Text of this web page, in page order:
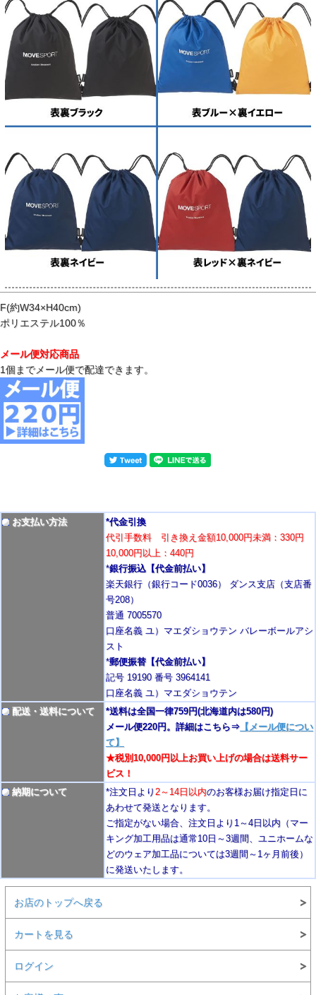
F(約W34×H40cm)
ポリエステル100％
メール便対応商品
1個までメール便で配達できます。
お支払い方法
*代金引換
代引手数料 引き換え金額10,000円未満：330円
10,000円以上：440円
*銀行振込【代金前払い】
楽天銀行（銀行コード0036） ダンス支店（支店番
号208）
普通 7005570
口座名義 ユ）マエダショウテン バレーボールアシ
スト
*郵便振替【代金前払い】
記号 19190 番号 3964141
口座名義 ユ）マエダショウテン
配送・送料について
*送料は全国一律759円(北海道内は580円)
メール便220円。詳細はこちら⇒ 【メール便につい
て】
★税別10,000円以上お買い上げの場合は送料サー
ビス！
納期について
*注文日より 2～14日以内のお客様お届け指定日に
あわせて発送となります。
ご指定がない場合、注文日より1～4日以内 （マー
キング加工用品は通常10日 ～3週間 、ユニホームな
どのウェア加工品については3週間～ 1ヶ月前後 ）
に発送いたします。
お店のトップへ戻る
カートを見る
ログイン